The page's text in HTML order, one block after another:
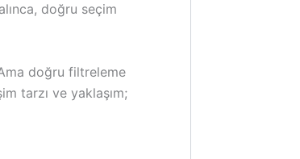
doğru seçim
doğru filtreleme
tarzı ve yaklaşım;